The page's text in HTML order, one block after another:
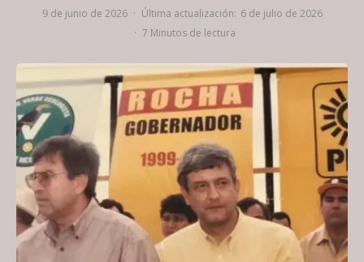
9 de junio de 2026 · Última actualización: 6 de julio de 2026
· 7 Minutos de lectura